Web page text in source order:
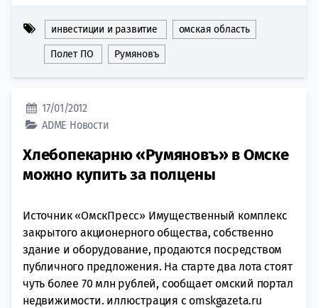
инвестиции и развитие омская область
Полет ПО Румяновъ
17/01/2012
ADME Новости
Хлебопекарню «Румяновъ» в Омске
можно купить за полцены
Источник «ОмскПресс» Имущественный комплекс
закрытого акционерного общества, собственно
здание и оборудование, продаются посредством
публичного предложения. На старте два лота стоят
чуть более 70 млн рублей, сообщает омский портал
недвижимости. иллюстрация с omskgazeta.ru